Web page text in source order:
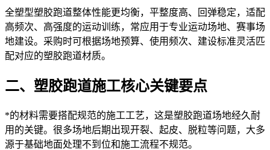
全塑型塑胶跑道整体性能更均衡，平整度高、回弹稳定，适配
高频次、高强度的运动训练，常应用于专业运动场地、赛事场
地建设。采购时可根据场地预算、使用频次、建设标准灵活匹
配对应的塑胶跑道材质。
二、塑胶跑道施工核心关键要点
*的材料需要搭配规范的施工工艺，这是塑胶跑道场地经久耐
用的关键。很多场地后期出现开裂、起皮、脱粒等问题，大多
源于基础地面处理不到位和施工流程不规范。